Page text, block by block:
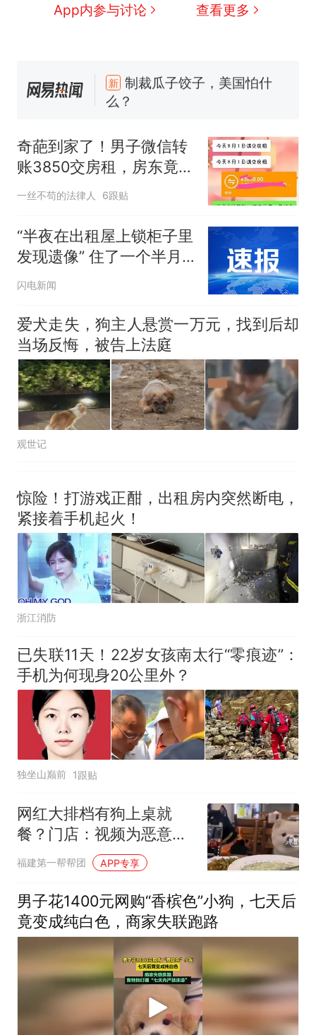
App内参与讨论 查看更多
人生
新 制裁瓜子饺子，美国怕什
么？
号，仅凭视频评出？中国烹饪
协会回应
男子上山采菌偶然发现鸡枞菌
窝，原地守1天等它长大：挖了
140多朵
美国渔民钓获鲨鱼徒手将其拽
来源：参考消息）
笔试第一被第二名传话劝弃考
官方通报
那个在床头放菜刀的女孩，
因老师一句“跟我回家”改写了
奇葩到家了！男子微信转
账3850交房租，房东竟要
求另付3块8提现费，合同
一丝不苟的法律人 6跟贴
“半夜在出租屋上锁柜子里
发现遗像” 住了一个半月
的租客被吓哭 连夜搬离
闪电新闻
爱犬走失，狗主人悬赏一万元，找到后却
当场反悔，被告上法庭
观世记
惊险！打游戏正酣，出租房内突然断电，
紧接着手机起火！
浙江消防
已失联11天！22岁女孩南太行“零痕迹”：
手机为何现身20公里外？
独坐山巅前 1跟贴
网红大排档有狗上桌就
餐？门店：视频为恶意修
图，当地市监已介入
福建第一帮帮团 APP专享
男子花1400元网购“香槟色”小狗，七天后
竟变成纯白色，商家失联跑路